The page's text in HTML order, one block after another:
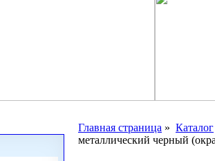
Главная страница » Каталог
металлический черный